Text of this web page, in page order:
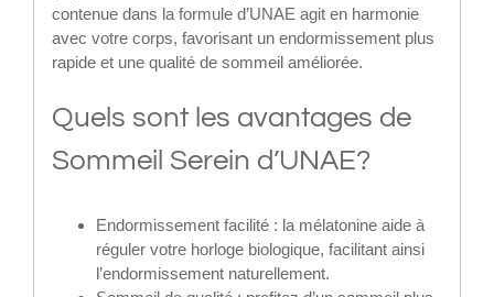
contenue dans la formule d’UNAE agit en harmonie
avec votre corps, favorisant un endormissement plus
rapide et une qualité de sommeil améliorée.
Quels sont les avantages de
Sommeil Serein d’UNAE?
Endormissement facilité : la mélatonine aide à
réguler votre horloge biologique, facilitant ainsi
l’endormissement naturellement.